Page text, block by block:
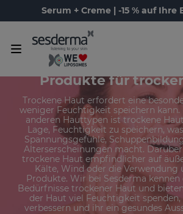
Serum + Creme | -15 % auf Ihre
Produkte für
Trockene Haut erfordert eine
weniger Feuchtigkeit speichern kann.
anderen Hauttypen ist trockene
Lage, Feuchtigkeit zu speichern,
Spannungsgefühle,
Alterserscheinungen macht.
trockene Haut empfindlicher auf
Kälte, Wind oder die Verwendung
Produkte. Wir bei Sesderma kennen
Bedürfnisse trockener Haut und
der Haut viel Feuchtigkeit
verbessern und ihr ein gesundes